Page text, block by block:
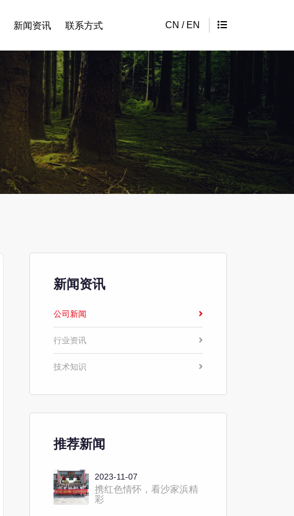
新闻资讯 联系方式 CN / EN
新闻资讯
公司新闻
行业资讯
技术知识
推荐新闻
2023-11-07
携红色情怀，看沙家浜精
彩